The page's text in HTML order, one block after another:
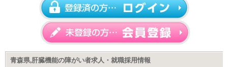
青森県,肝臓機能の障がい者求人・就職採用情報